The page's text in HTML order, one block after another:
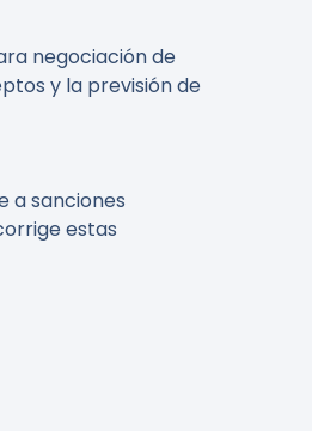
negociación de
y la previsión de
a sanciones
estas